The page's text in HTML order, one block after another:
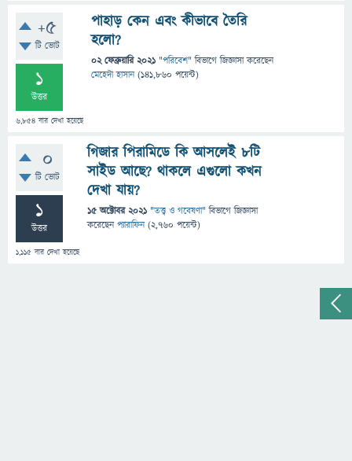
+5
টি ভোট
1
উত্তর
6,854 বার দেখা হয়েছে
পাহাড় কেন এবং কীভাবে তৈরি
হলো?
02 ফেব্রুয়ারি 2021 "পরিবেশ" বিভাগে জিজ্ঞাসাকরেছেন
মেহেদী হাসান (141,860 পয়েন্ট)
0
টি ভোট
1
উত্তর
1,115 বার দেখা হয়েছে
গিজার পিরামিডে কি আসলেই ৮টি
সাইড আছে? থাকলে এগুলো কখন
দেখা যায়?
15 অক্টোবর 2021 "তত্ত্ব ও গবেষণা" বিভাগে জিজ্ঞাসা
করেছেনপ্যারাফিন (2,760 পয়েন্ট)